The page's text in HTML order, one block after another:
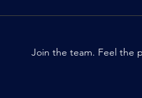
Join the team. Feel the